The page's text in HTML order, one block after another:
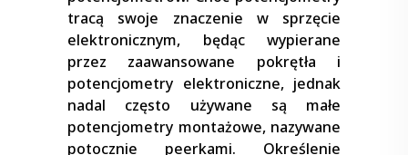
tracą swoje znaczenie w sprzęcie
elektronicznym, będąc wypierane
przez zaawansowane pokrętła i
potencjometry elektroniczne, jednak
nadal często używane są małe
potencjometry montażowe, nazywane
potocznie peerkami. Określenie